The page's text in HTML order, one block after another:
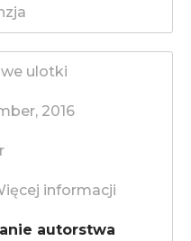
ulotki
2016
informacji
autorstwa